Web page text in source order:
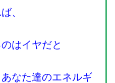
、
はイヤだと
なた達のエネルギ